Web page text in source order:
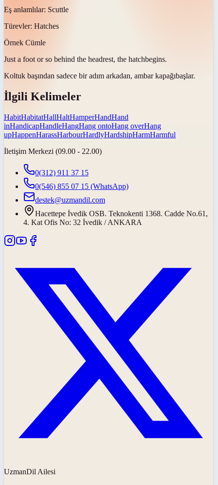
Eş anlamlılar: Scuttle
Türevler: Hatches
Örnek Cümle
Just a foot or so behind the headrest, the hatchbegins.
Koltuk başından sadece bir adım arkadan, ambar kapağıbaşlar.
İlgili Kelimeler
HabitHabitatHallHaltHamperHandHand
inHandicapHandleHangHang ontoHang overHang
upHappenHarassHarbourHardlyHardshipHarmHarmful
İletişim Merkezi (09.00 - 22.00)
0(312) 911 37 15
0(546) 855 07 15 (WhatsApp)
destek@uzmandil.com
Hacettepe İvedik OSB. Teknokenti 1368. Cadde No.61,
4. Kat Ofis No: 32 İvedik / ANKARA
UzmanDil Ailesi